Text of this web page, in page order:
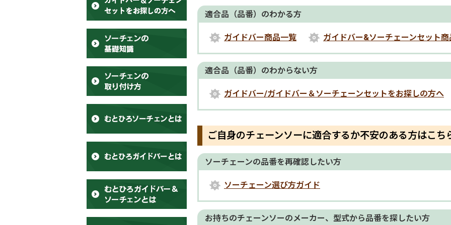
適合品（品番）のわかる方
ガイドバー商品一覧 ガイドバー&ソーチェーンセット
適合品（品番）のわからない方
ガイドバー/ガイドバー＆ソーチェーンセットをお探しの方へ
ご自身のチェーンソーに適合するか不安のある方はこち
ソーチェーンの品番を再確認したい方
ソーチェーン選び方ガイド
お持ちのチェーンソーのメーカー、型式から品番を探したい方